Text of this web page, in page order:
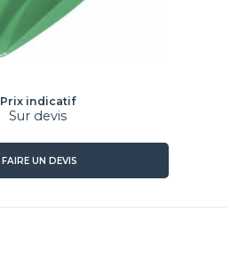
Prix indicatif
Sur devis
FAIRE UN DEVIS